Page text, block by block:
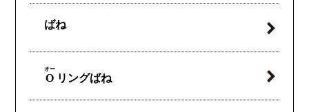
ばね
O
オー
リングばね